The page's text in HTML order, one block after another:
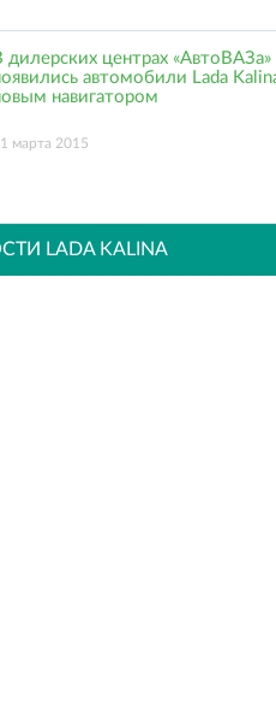
дилерских центрах «АвтоВАЗа»
автомобили Lada
навигатором
марта 2015
LADA KALINA